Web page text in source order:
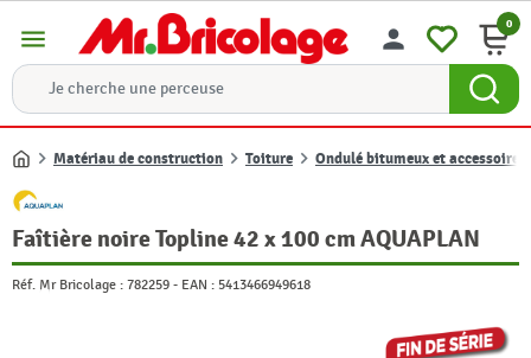
menu person 0
Accueil
Matériau de construction Toiture Ondulé bitumeux et accessoire
Faîtière noire Topline 42 x 100 cm AQUAPLAN
Réf. Mr Bricolage : 782259 - EAN : 5413466949618